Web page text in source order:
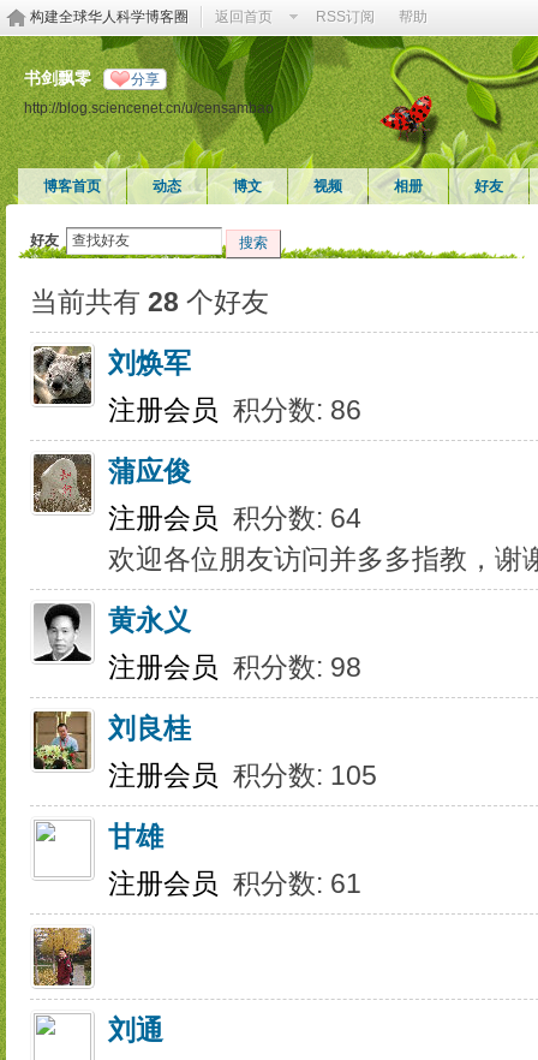
构建全球华人科学博客圈 返回首页 RSS订阅 帮助
书剑飘零 分享
http://blog.sciencenet.cn/u/censambao
博客首页 动态 博文 视频 相册 好友
好友 搜索
当前共有 28 个好友
刘焕军
注册会员 积分数: 86
蒲应俊
注册会员 积分数: 64
欢迎各位朋友访问并多多指教，谢
黄永义
注册会员 积分数: 98
刘良桂
注册会员 积分数: 105
甘雄
注册会员 积分数: 61
刘通